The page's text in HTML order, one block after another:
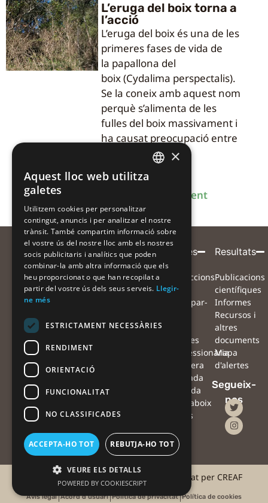
L’eruga del boix torna a
l’acció
L’eruga del boix és una de les
primeres fases de vida de
la papallona del
boix (Cydalima perspectalis).
Se la coneix amb aquest nom
perquè s’alimenta de les
fulles del boix massivament i
ha causat preocupació entre
Anterior Següent
Entitat
coordinadora
Amb
el
suport
de
Amb
la
col·laboració
de
Participa
Què volem
aconseguir?
ajudar?
amb les
observacions?
fer tu amb les
observacions?
Projecte
Projecte
Equip
Preguntes
premsa
Alertes
Instruccions
per
participar-
d'alertes
#Processionària
#Sequera
#Ventada
#Nevada
#Erugaboix
Alertes
drons
Resultats
Publicacions
científiques
Informes
Recursos i
altres
documents
Mapa
d'alertes
Segueix-
nos
©2025 #AlertaForestal | Projecte coordinat per CREAF
Avís legal Acord d'usuari Política de privacitat Política de cookies
SPANISH
×
Aquest lloc web utilitza
galetes
Utilitzem cookies per personalitzar
contingut, anuncis i per analitzar el nostre
trànsit. També compartim informació sobre
el vostre ús del nostre lloc amb els nostres
socis publicitaris i analítics que poden
combinar-la amb altra informació que els
heu proporcionat o que han recopilat a
partir del vostre ús dels seus serveis. Llegir-
ne més
ESTRICTAMENT NECESSÀRIES
RENDIMENT
ORIENTACIÓ
FUNCIONALITAT
NO CLASSIFICADES
ACCEPTA-HO TOT REBUTJA-HO TOT
VEURE ELS DETALLS
POWERED BY COOKIESCRIPT